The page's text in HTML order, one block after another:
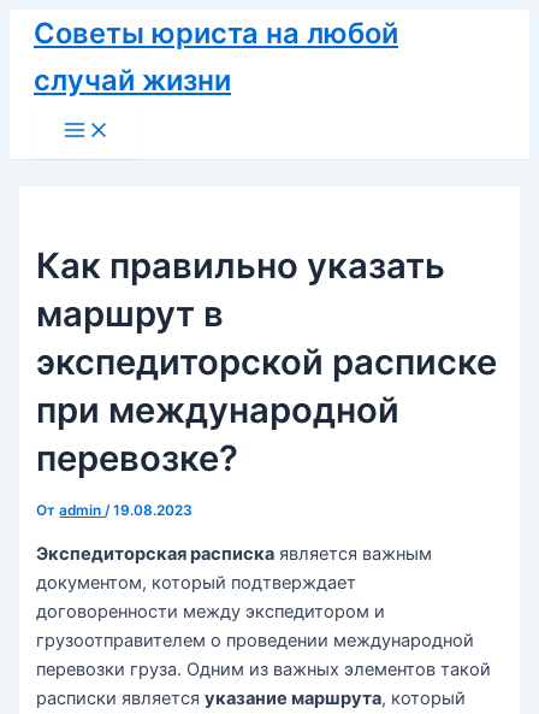
Перейти
содержимому
Советы юриста на любой
случай жизни
Main
Menu
Как правильно указать
маршрут в
экспедиторской расписке
при международной
перевозке?
Отadmin/19.08.2023
Экспедиторская расписка является важным
документом, который подтверждает
договоренности между экспедитором и
грузоотправителем о проведении международной
перевозки груза. Одним из важных элементов такой
расписки являетсяуказание маршрута, который